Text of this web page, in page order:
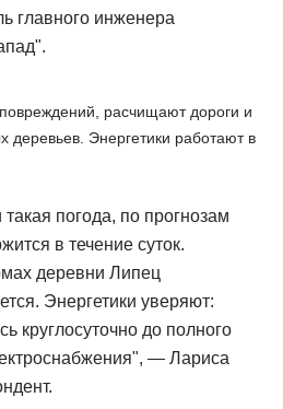
главного инженера
расчищают дороги и
деревьев. Энергетики работают в
такая погода, по прогнозам
в течение суток.
деревни Липец
Энергетики уверяют:
круглосуточно до полного
— Лариса